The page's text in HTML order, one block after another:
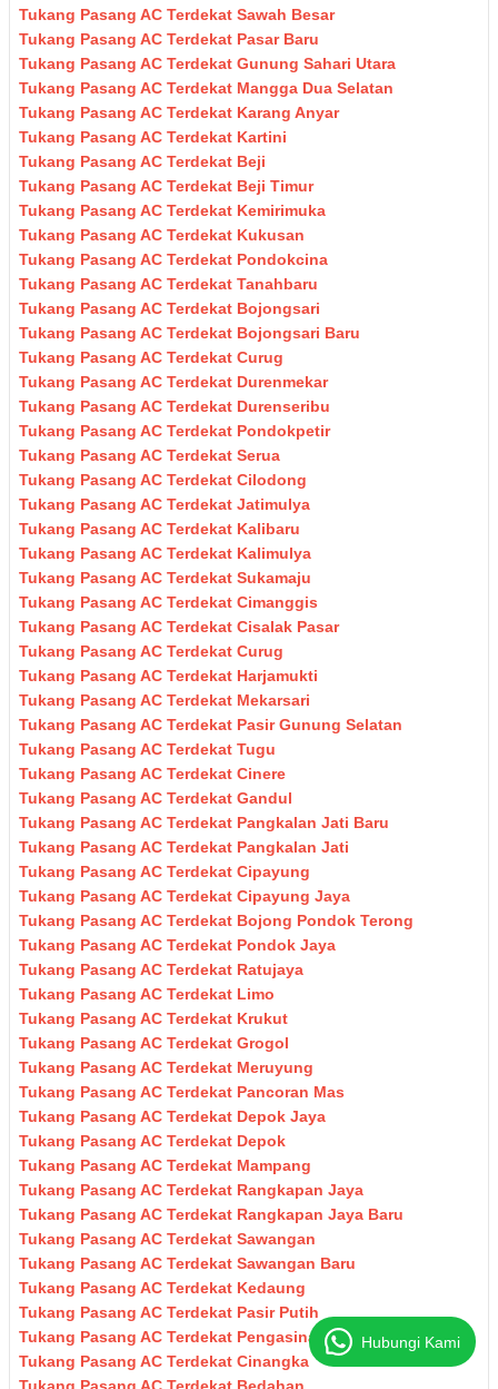
Tukang Pasang AC Terdekat Sawah Besar
Tukang Pasang AC Terdekat Pasar Baru
Tukang Pasang AC Terdekat Gunung Sahari Utara
Tukang Pasang AC Terdekat Mangga Dua Selatan
Tukang Pasang AC Terdekat Karang Anyar
Tukang Pasang AC Terdekat Kartini
Tukang Pasang AC Terdekat Beji
Tukang Pasang AC Terdekat Beji Timur
Tukang Pasang AC Terdekat Kemirimuka
Tukang Pasang AC Terdekat Kukusan
Tukang Pasang AC Terdekat Pondokcina
Tukang Pasang AC Terdekat Tanahbaru
Tukang Pasang AC Terdekat Bojongsari
Tukang Pasang AC Terdekat Bojongsari Baru
Tukang Pasang AC Terdekat Curug
Tukang Pasang AC Terdekat Durenmekar
Tukang Pasang AC Terdekat Durenseribu
Tukang Pasang AC Terdekat Pondokpetir
Tukang Pasang AC Terdekat Serua
Tukang Pasang AC Terdekat Cilodong
Tukang Pasang AC Terdekat Jatimulya
Tukang Pasang AC Terdekat Kalibaru
Tukang Pasang AC Terdekat Kalimulya
Tukang Pasang AC Terdekat Sukamaju
Tukang Pasang AC Terdekat Cimanggis
Tukang Pasang AC Terdekat Cisalak Pasar
Tukang Pasang AC Terdekat Curug
Tukang Pasang AC Terdekat Harjamukti
Tukang Pasang AC Terdekat Mekarsari
Tukang Pasang AC Terdekat Pasir Gunung Selatan
Tukang Pasang AC Terdekat Tugu
Tukang Pasang AC Terdekat Cinere
Tukang Pasang AC Terdekat Gandul
Tukang Pasang AC Terdekat Pangkalan Jati Baru
Tukang Pasang AC Terdekat Pangkalan Jati
Tukang Pasang AC Terdekat Cipayung
Tukang Pasang AC Terdekat Cipayung Jaya
Tukang Pasang AC Terdekat Bojong Pondok Terong
Tukang Pasang AC Terdekat Pondok Jaya
Tukang Pasang AC Terdekat Ratujaya
Tukang Pasang AC Terdekat Limo
Tukang Pasang AC Terdekat Krukut
Tukang Pasang AC Terdekat Grogol
Tukang Pasang AC Terdekat Meruyung
Tukang Pasang AC Terdekat Pancoran Mas
Tukang Pasang AC Terdekat Depok Jaya
Tukang Pasang AC Terdekat Depok
Tukang Pasang AC Terdekat Mampang
Tukang Pasang AC Terdekat Rangkapan Jaya
Tukang Pasang AC Terdekat Rangkapan Jaya Baru
Tukang Pasang AC Terdekat Sawangan
Tukang Pasang AC Terdekat Sawangan Baru
Tukang Pasang AC Terdekat Kedaung
Tukang Pasang AC Terdekat Pasir Putih
Tukang Pasang AC Terdekat Pengasinan
Tukang Pasang AC Terdekat Cinangka
Tukang Pasang AC Terdekat Bedahan
Hubungi Kami